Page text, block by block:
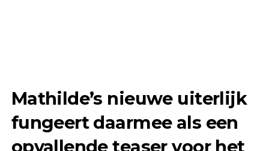
Mathilde’s nieuwe uiterlijk
fungeert daarmee als een
opvallende teaser voor het